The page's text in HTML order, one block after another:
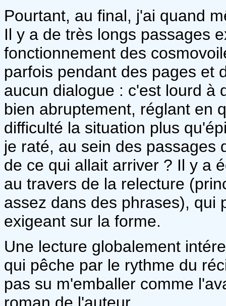
Pourtant, au final, j'ai quand
Il y a de très longs passages
fonctionnement des
parfois pendant des pages et
aucun dialogue : c'est lourd à
bien abruptement, réglant en
difficulté la situation plus
je raté, au sein des passages
de ce qui allait arriver ? Il y a
au travers de la relecture
assez dans des phrases), qui
exigeant sur la forme.
Une lecture globalement
qui pêche par le rythme du
pas su m'emballer comme